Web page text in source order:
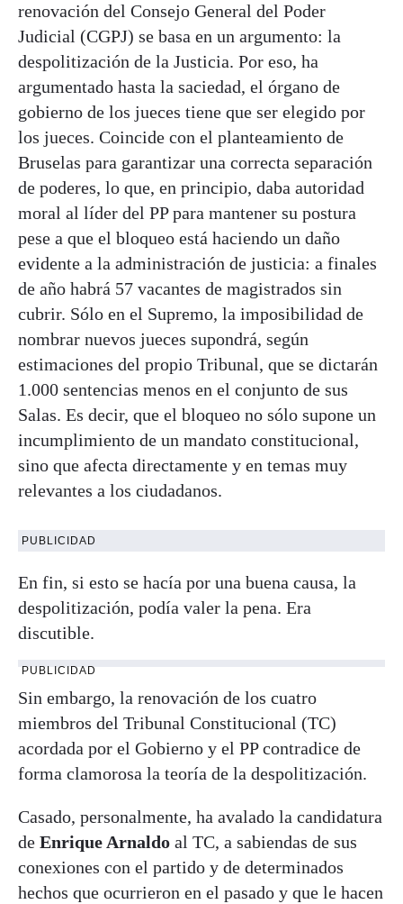
renovación del Consejo General del Poder
Judicial (CGPJ) se basa en un argumento: la
despolitización de la Justicia. Por eso, ha
argumentado hasta la saciedad, el órgano de
gobierno de los jueces tiene que ser elegido por
los jueces. Coincide con el planteamiento de
Bruselas para garantizar una correcta separación
de poderes, lo que, en principio, daba autoridad
moral al líder del PP para mantener su postura
pese a que el bloqueo está haciendo un daño
evidente a la administración de justicia: a finales
de año habrá 57 vacantes de magistrados sin
cubrir. Sólo en el Supremo, la imposibilidad de
nombrar nuevos jueces supondrá, según
estimaciones del propio Tribunal, que se dictarán
1.000 sentencias menos en el conjunto de sus
Salas. Es decir, que el bloqueo no sólo supone un
incumplimiento de un mandato constitucional,
sino que afecta directamente y en temas muy
relevantes a los ciudadanos.
PUBLICIDAD
En fin, si esto se hacía por una buena causa, la
despolitización, podía valer la pena. Era
discutible.
PUBLICIDAD
Sin embargo, la renovación de los cuatro
miembros del Tribunal Constitucional (TC)
acordada por el Gobierno y el PP contradice de
forma clamorosa la teoría de la despolitización.
Casado, personalmente, ha avalado la candidatura
de Enrique Arnaldo al TC, a sabiendas de sus
conexiones con el partido y de determinados
hechos que ocurrieron en el pasado y que le hacen